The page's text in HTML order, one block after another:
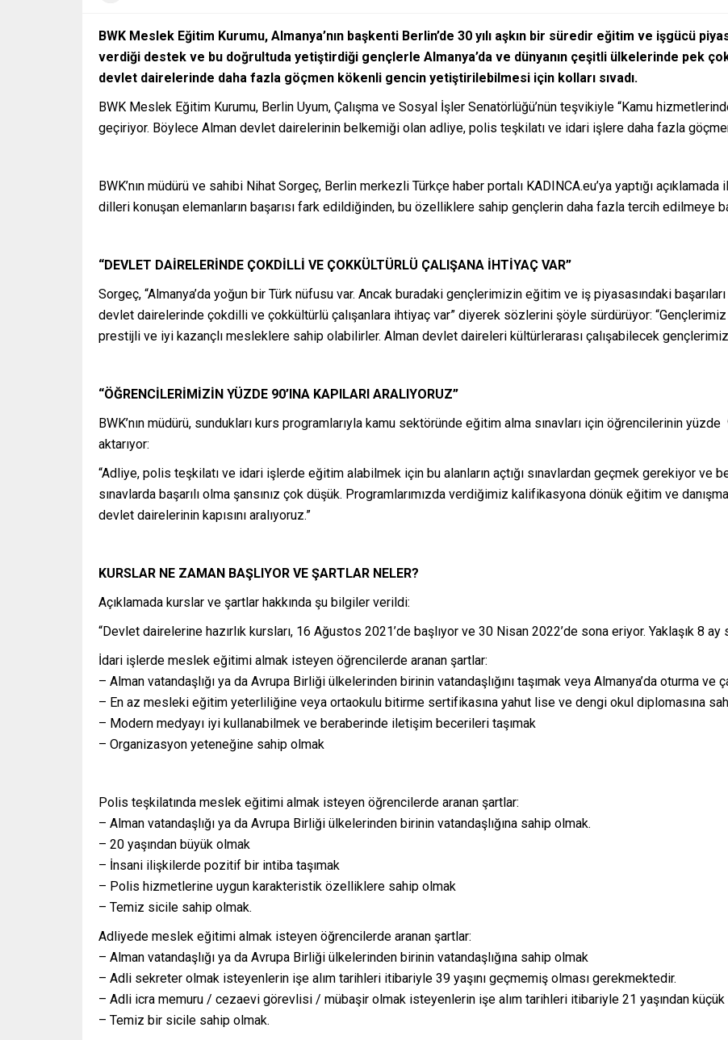
BWK Meslek Eğitim Kurumu, Almanya’nın başkenti Berlin’de 30 yılı aşkın bir süredir eğitim ve işgücü
verdiği destek ve bu doğrultuda yetiştirdiği gençlerle Almanya’da ve dünyanın çeşitli ülkelerinde pek
devlet dairelerinde daha fazla göçmen kökenli gencin yetiştirilebilmesi için kolları sıvadı.
BWK Meslek Eğitim Kurumu, Berlin Uyum, Çalışma ve Sosyal İşler Senatörlüğü’nün teşvikiyle “Kamu
geçiriyor. Böylece Alman devlet dairelerinin belkemiği olan adliye, polis teşkilatı ve idari işlere daha fazla
BWK’nın müdürü ve sahibi Nihat Sorgeç, Berlin merkezli Türkçe haber portalı KADINCA.eu’ya yaptığı
dilleri konuşan elemanların başarısı fark edildiğinden, bu özelliklere sahip gençlerin daha fazla tercih edilmeye
“DEVLET DAİRELERİNDE ÇOKDİLLİ VE ÇOKKÜLTÜRLÜ ÇALIŞANA İHTİYAÇ VAR”
Sorgeç, “Almanya’da yoğun bir Türk nüfusu var. Ancak buradaki gençlerimizin eğitim ve iş piyasasındaki
devlet dairelerinde çokdilli ve çokkültürlü çalışanlara ihtiyaç var” diyerek sözlerini şöyle sürdürüyor:
prestijli ve iyi kazançlı mesleklere sahip olabilirler. Alman devlet daireleri kültürlerarası çalışabilecek
“ÖĞRENCİLERİMİZİN YÜZDE 90’INA KAPILARI ARALIYORUZ”
BWK’nın müdürü, sundukları kurs programlarıyla kamu sektöründe eğitim alma sınavları için öğrencilerinin yüzde
aktarıyor:
“Adliye, polis teşkilatı ve idari işlerde eğitim alabilmek için bu alanların açtığı sınavlardan geçmek gerekiyor ve
sınavlarda başarılı olma şansınız çok düşük. Programlarımızda verdiğimiz kalifikasyona dönük eğitim ve
devlet dairelerinin kapısını aralıyoruz.”
KURSLAR NE ZAMAN BAŞLIYOR VE ŞARTLAR NELER?
Açıklamada kurslar ve şartlar hakkında şu bilgiler verildi:
“Devlet dairelerine hazırlık kursları, 16 Ağustos 2021’de başlıyor ve 30 Nisan 2022’de sona eriyor. Yaklaşık 8
İdari işlerde meslek eğitimi almak isteyen öğrencilerde aranan şartlar:
– Alman vatandaşlığı ya da Avrupa Birliği ülkelerinden birinin vatandaşlığını taşımak veya Almanya’da oturma ve
– En az mesleki eğitim yeterliliğine veya ortaokulu bitirme sertifikasına yahut lise ve dengi okul diplomasına
– Modern medyayı iyi kullanabilmek ve beraberinde iletişim becerileri taşımak
– Organizasyon yeteneğine sahip olmak
Polis teşkilatında meslek eğitimi almak isteyen öğrencilerde aranan şartlar:
– Alman vatandaşlığı ya da Avrupa Birliği ülkelerinden birinin vatandaşlığına sahip olmak.
– 20 yaşından büyük olmak
– İnsani ilişkilerde pozitif bir intiba taşımak
– Polis hizmetlerine uygun karakteristik özelliklere sahip olmak
– Temiz sicile sahip olmak.
Adliyede meslek eğitimi almak isteyen öğrencilerde aranan şartlar:
– Alman vatandaşlığı ya da Avrupa Birliği ülkelerinden birinin vatandaşlığına sahip olmak
– Adli sekreter olmak isteyenlerin işe alım tarihleri itibariyle 39 yaşını geçmemiş olması gerekmektedir.
– Adli icra memuru / cezaevi görevlisi / mübaşir olmak isteyenlerin işe alım tarihleri itibariyle 21 yaşından küçük
– Temiz bir sicile sahip olmak.